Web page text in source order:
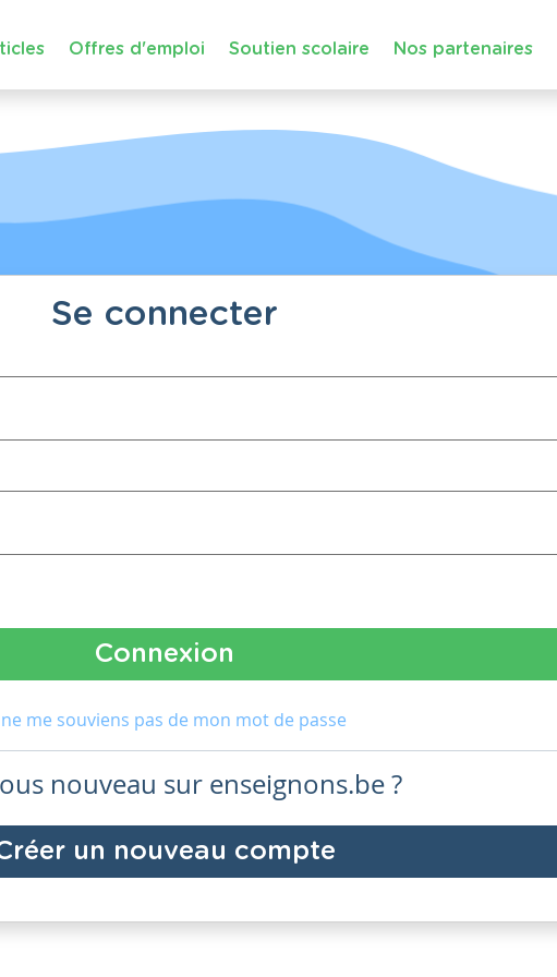
Offres d'emploi Soutien scolaire Nos partenaires
Se connecter
ne me souviens pas de mon mot de passe
nouveau sur enseignons.be ?
un nouveau compte